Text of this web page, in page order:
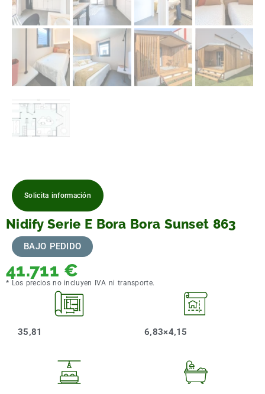
Solicita información
Nidify Serie E Bora Bora Sunset 863
BAJO PEDIDO
41.711 €
* Los precios no incluyen IVA ni transporte.
35,81 6,83×4,15